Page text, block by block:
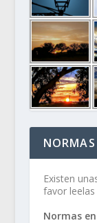
Existen
favor leelas
Normas